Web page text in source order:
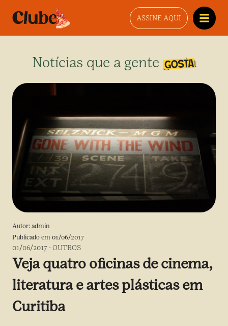
ASSINE AQUI
Notícias que a gente gosta
Autor: admin
Publicado em 01/06/2017
01/06/2017 -OUTROS
Veja quatro oficinas de cinema,
literatura e artes plásticas em
Curitiba